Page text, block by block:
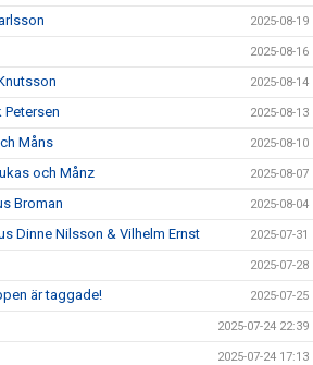
2025-08-19
2025-08-16
2025-08-14
Petersen 2025-08-13
Måns 2025-08-10
och Månz 2025-08-07
Broman 2025-08-04
Dinne Nilsson & Vilhelm Ernst 2025-07-31
2025-07-28
är taggade! 2025-07-25
2025-07-24 22:39
2025-07-24 17:13